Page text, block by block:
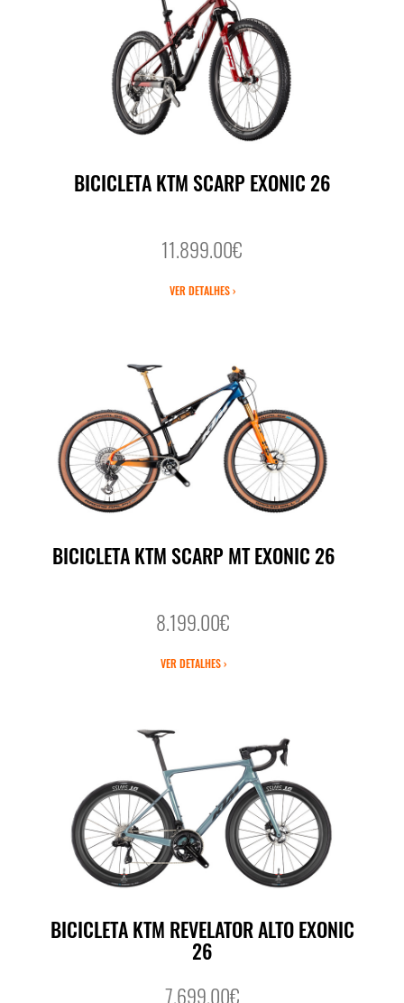
BICICLETA KTM SCARP EXONIC 26
11.899.00€
VER DETALHES ›
BICICLETA KTM SCARP MT EXONIC 26
8.199.00€
VER DETALHES ›
BICICLETA KTM REVELATOR ALTO EXONIC
26
7.699.00€